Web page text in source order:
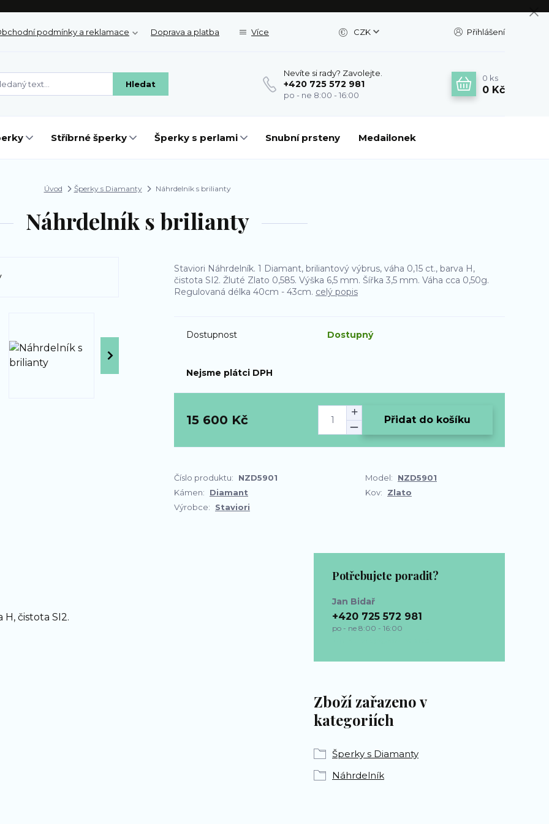
podmínky a reklamace Doprava a platba Více CZK Přihlášení
Hledat
Nevíte si rady? Zavolejte.
+420 725 572 981
po - ne 8:00 - 16:00
0 ks
0 Kč
Stříbrné šperky Šperky s perlami Snubní prsteny Medailonek
Úvod Šperky s Diamanty Náhrdelník s brilianty
Náhrdelník s brilianty
Staviori Náhrdelník. 1 Diamant, briliantový výbrus, váha 0,15 ct., barva H,
čistota SI2. Žluté Zlato 0,585. Výška 6,5 mm. Šířka 3,5 mm. Váha cca 0,50g.
Regulovaná délka 40cm - 43cm. celý popis
Dostupnost Dostupný
Nejsme plátci DPH
15 600 Kč Přidat do košíku
Číslo produktu: NZD5901 Model:
NZD5901
Kámen:
Diamant Kov:
Zlato
Výrobce:
Staviori
H, čistota SI2.
Zboží zařazeno v
kategoriích
Šperky s Diamanty
Náhrdelník
Potřebujete poradit?
Jan Bidař
+420 725 572 981
po - ne 8:00 - 16:00